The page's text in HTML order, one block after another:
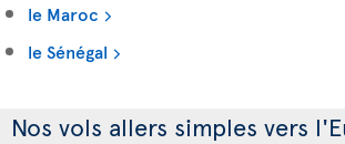
le Maroc
le Sénégal
Nos vols allers simples vers